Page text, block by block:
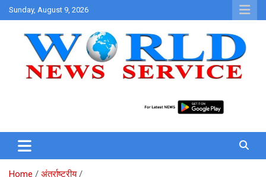
Skip
to
Sunday, August 9, 2026
Home
अंतर्राष्ट्रीय